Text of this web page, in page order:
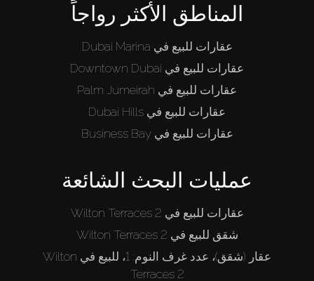
المناطق الأكثر رواجاً
عقارات للبيع في Dubai Marina
عقارات للبيع في Downtown Dubai
عقارات للبيع في Palm Jumeirah
عقارات للبيع في Dubai Hills
عقارات للبيع في Business Bay
عمليات البحث الشائعة
عقارات للبيع في Wilton Terraces 2
شقق للبيع في Wilton Terraces 2
عقار (شقق)، عدد غرف النوم: 1، للبيع في Wilton
Terraces 2